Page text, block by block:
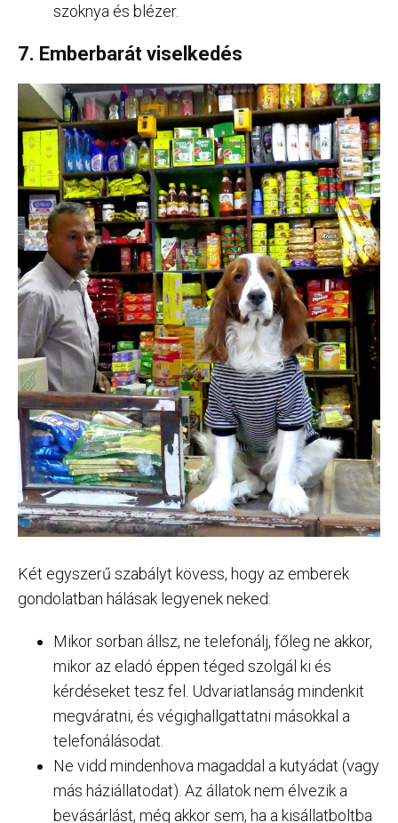
szoknya és blézer.
7. Emberbarát viselkedés
Két egyszerű szabályt kövess, hogy az emberek
gondolatban hálásak legyenek neked:
Mikor sorban állsz, ne telefonálj, főleg ne akkor,
mikor az eladó éppen téged szolgál ki és
kérdéseket tesz fel. Udvariatlanság mindenkit
megváratni, és végighallgattatni másokkal a
telefonálásodat.
Ne vidd mindenhova magaddal a kutyádat (vagy
más háziállatodat). Az állatok nem élvezik a
bevásárlást, még akkor sem, ha a kisállatboltba